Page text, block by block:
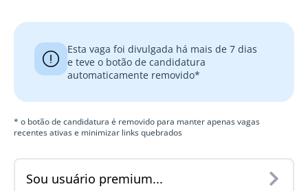
Esta vaga foi divulgada há mais de 7 dias
e teve o botão de candidatura
automaticamente removido*
* o botão de candidatura é removido para manter apenas vagas
recentes ativas e minimizar links quebrados
Sou usuário premium...